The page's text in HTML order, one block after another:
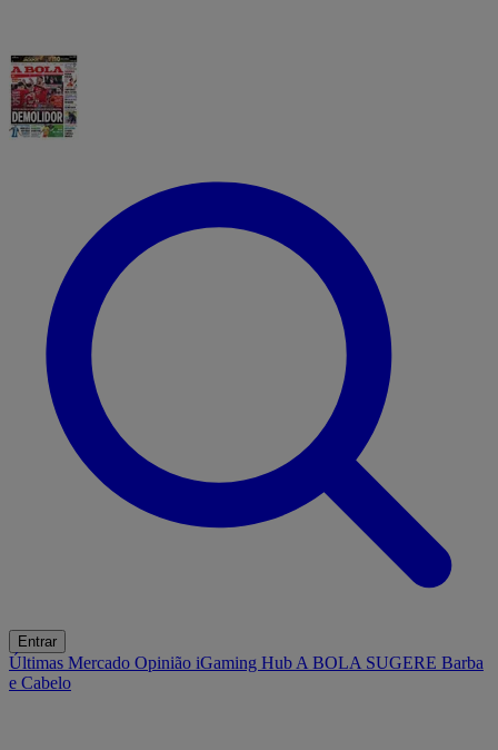
Entrar
Últimas Mercado Opinião iGaming Hub A BOLA SUGERE Barba
e Cabelo